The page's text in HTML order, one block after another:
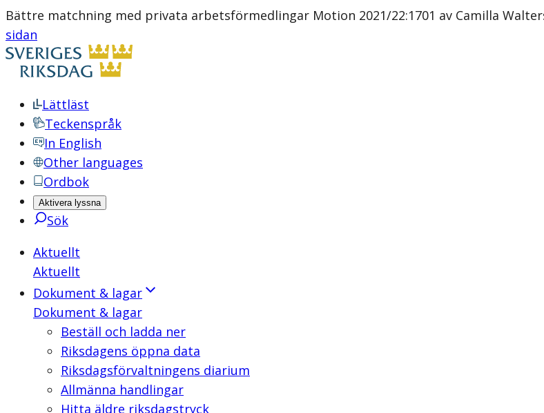
Bättre matchning med privata arbetsförmedlingar Motion 2021/22:1701 av Camilla
sidan
Lättläst
Teckenspråk
In English
Other languages
Ordbok
Aktivera lyssna
Sök
Aktuellt
Aktuellt
Dokument & lagar
Dokument & lagar
Beställ och ladda ner
Riksdagens öppna data
Riksdagsförvaltningens diarium
Allmänna handlingar
Hitta äldre riksdagstryck